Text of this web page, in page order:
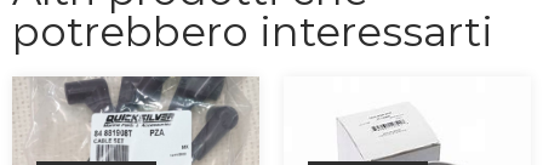
potrebbero interessarti